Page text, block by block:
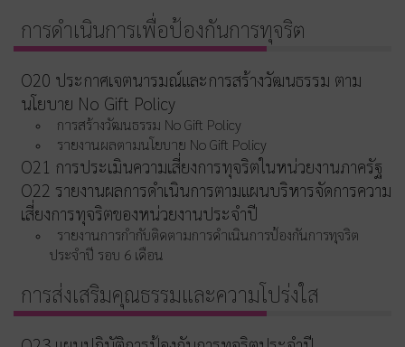
การดำเนินการเพื่อป้องกันการทุจริต
O20 ประกาศเจตนารมณ์และการสร้างวัฒนธรรม ตาม
นโยบาย No Gift Policy
การสร้างวัฒนธรรม No Gift Policy
รายงานผลตามนโยบาย No Gift Policy
O21 การประเมินความเสี่ยงการทุจริตในหน่วยงานภาครัฐ
O22 รายงานผลการดำเนินการตามแผนบริหารจัดการความ
เสี่ยงการทุจริตของหน่วยงานประจำปี
รายงานการกำกับติดตามการดำเนินการป้องกันการทุจริต
ประจำปี รอบ 6 เดือน
การส่งเสริมคุณธรรมและความโปร่งใส